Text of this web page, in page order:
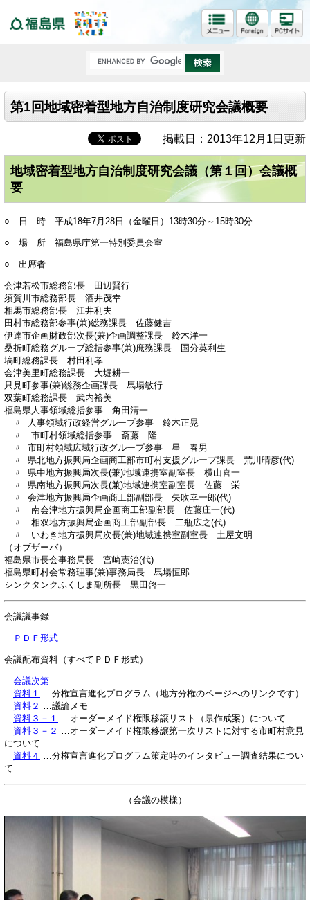
第1回地域密着型地方自治制度研究会議概要
掲載日：2013年12月1日更新
地域密着型地方自治制度研究会議（第１回）会議概
要
○ 日 時 平成18年7月28日（金曜日）13時30分～15時30分
○ 場 所 福島県庁第一特別委員会室
○ 出席者
会津若松市総務部長 田辺賢行
須賀川市総務部長 酒井茂幸
相馬市総務部長 江井利夫
田村市総務部参事(兼)総務課長 佐藤健吉
伊達市企画財政部次長(兼)企画調整課長 鈴木洋一
桑折町総務グループ総括参事(兼)庶務課長 国分英利生
塙町総務課長 村田利孝
会津美里町総務課長 大堀耕一
只見町参事(兼)総務企画課長 馬場敏行
双葉町総務課長 武内裕美
福島県人事領域総括参事 角田清一
〃 人事領域行政経営グループ参事 鈴木正晃
〃 市町村領域総括参事 斎藤 隆
〃 市町村領域広域行政グループ参事 星 春男
〃 県北地方振興局企画商工部市町村支援グループ課長 荒川晴彦(代)
〃 県中地方振興局次長(兼)地域連携室副室長 横山喜一
〃 県南地方振興局次長(兼)地域連携室副室長 佐藤 栄
〃 会津地方振興局企画商工部副部長 矢吹幸一郎(代)
〃 南会津地方振興局企画商工部副部長 佐藤庄一(代)
〃 相双地方振興局企画商工部副部長 二瓶広之(代)
〃 いわき地方振興局次長(兼)地域連携室副室長 土屋文明
（オブザーバ）
福島県市長会事務局長 宮崎憲治(代)
福島県町村会常務理事(兼)事務局長 馬場恒郎
シンクタンクふくしま副所長 黒田啓一
会議議事録
ＰＤＦ形式
会議配布資料（すべてＰＤＦ形式）
会議次第
資料１
…分権宣言進化プログラム（地方分権のページへのリンクです）
資料２
…議論メモ
資料３－１
…オーダーメイド権限移譲リスト（県作成案）について
資料３－２
…オーダーメイド権限移譲第一次リストに対する市町村意見
について
資料４
…分権宣言進化プログラム策定時のインタビュー調査結果につい
て
（会議の模様）